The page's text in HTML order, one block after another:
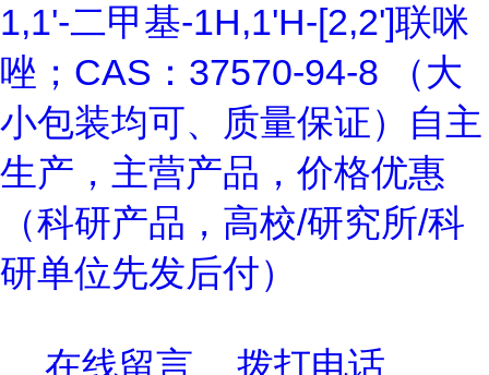
1,1'-二甲基-1H,1'H-[2,2']联咪
唑；CAS：37570-94-8 （大
小包装均可、质量保证）自主
生产，主营产品，价格优惠
（科研产品，高校/研究所/科
研单位先发后付）
在线留言 拨打电话